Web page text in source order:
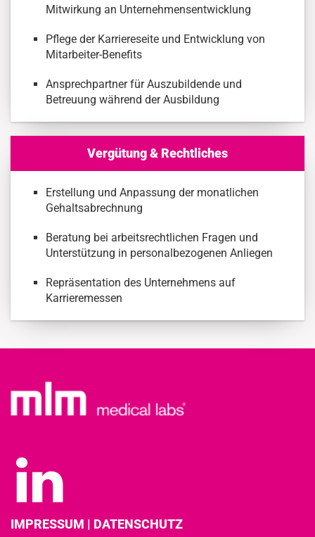
Mitwirkung an Unternehmensentwicklung
Pflege der Karriereseite und Entwicklung von
Mitarbeiter-Benefits
Ansprechpartner für Auszubildende und
Betreuung während der Ausbildung
Vergütung & Rechtliches
Erstellung und Anpassung der monatlichen
Gehaltsabrechnung
Beratung bei arbeitsrechtlichen Fragen und
Unterstützung in personalbezogenen Anliegen
Repräsentation des Unternehmens auf
Karrieremessen
IMPRESSUM | DATENSCHUTZ